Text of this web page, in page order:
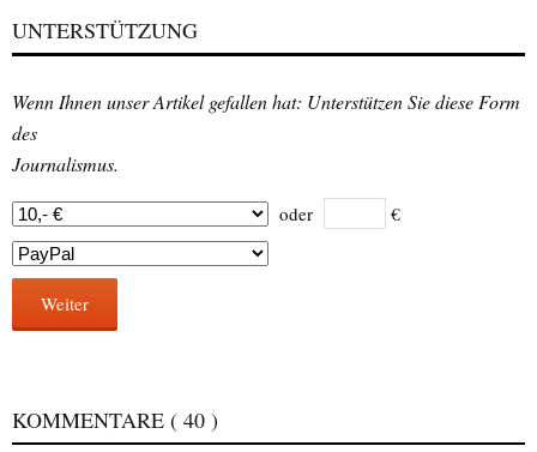
UNTERSTÜTZUNG
Wenn Ihnen unser Artikel gefallen hat: Unterstützen Sie diese Form
des
Journalismus.
oder €
Weiter
KOMMENTARE ( 40 )